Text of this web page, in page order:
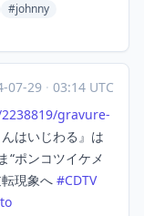
#johnny
07-29 · 03:14 UTC
gravure-
はいじわる』は
“ポンコツイケメ
現象へ #CDTV